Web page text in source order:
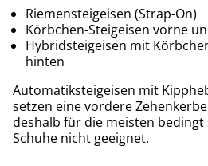
Riemensteigeisen (Strap-On)
Körbchen-Steigeisen vorne
Hybridsteigeisen mit
hinten
Automatiksteigeisen mit
setzen eine vordere
deshalb für die meisten bedingt
Schuhe nicht geeignet.